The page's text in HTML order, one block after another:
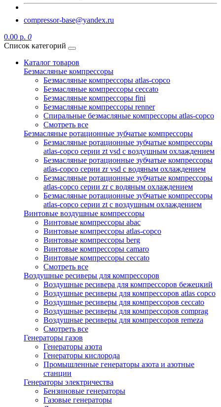
compressor-base@yandex.ru
0.00 р. 0
Список категорий
Каталог товаров
Безмасляные компрессоры
Безмасляные компрессоры atlas-copco
Безмасляные компрессоры ceccato
Безмасляные компрессоры fini
Безмасляные компрессоры renner
Спиральные безмасляные компрессоры atlas-copco
Смотреть все
Безмасляные ротационные зубчатые компрессоры
Безмасляные ротационные зубчатые компрессоры
atlas-copco серии zt vsd с воздушным охлаждением
Безмасляные ротационные зубчатые компрессоры
atlas-copco серии zr vsd с водяным охлаждением
Безмасляные ротационные зубчатые компрессоры
atlas-copco серии zr с водяным охлаждением
Безмасляные ротационные зубчатые компрессоры
atlas-copco серии zt с воздушным охлаждением
Винтовые воздушные компрессоры
Винтовые компрессоры abac
Винтовые компрессоры atlas-copco
Винтовые компрессоры berg
Винтовые компрессоры camaro
Винтовые компрессоры ceccato
Смотреть все
Воздушные ресиверы для компрессоров
Воздушные ресивера для компрессоров бежецкий
Воздушные ресиверы для компрессоров atlas copco
Воздушные ресиверы для компрессоров ceccato
Воздушные ресиверы для компрессоров comprag
Воздушные ресиверы для компрессоров remeza
Смотреть все
Генераторы газов
Генераторы азота
Генераторы кислорода
Промышленные генераторы азота и азотные
станции
Генераторы электричества
Бензиновые генераторы
Газовые генераторы